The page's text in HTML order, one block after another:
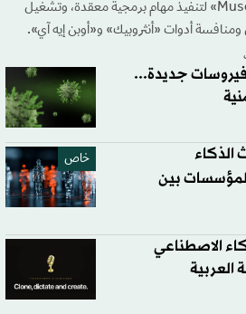
أطلقت «ميتا» وكيل «Muse Code» لتنفيذ مهام برمجية معقدة، وتشغيل
ومنافسة أدوات «أنثروبيك» و«أوبن إيه آي».
فيروسات جديدة...
خاص
الذكاء
بين
الاصطناعي